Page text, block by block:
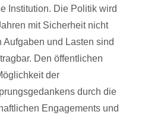
Institution. Die Politik wird
mit Sicherheit nicht
und Lasten sind
Den öffentlichen
der
durch die
Engagements und